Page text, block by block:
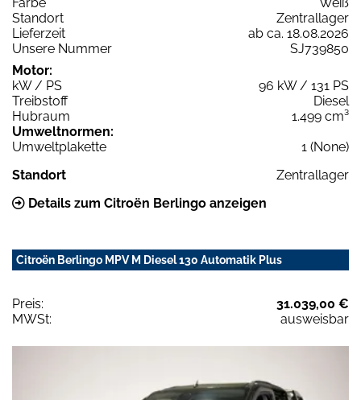
Standort
Zentrallager
Lieferzeit
ab ca. 18.08.2026
Unsere Nummer
SJ739850
Motor:
kW / PS
96 kW / 131 PS
Treibstoff
Diesel
Hubraum
1.499 cm³
Umweltnormen:
Umweltplakette
1 (None)
Standort
Zentrallager
Details zum Citroën Berlingo anzeigen
Citroën Berlingo MPV M Diesel 130 Automatik Plus
Preis:
31.039,00 €
MWSt:
ausweisbar